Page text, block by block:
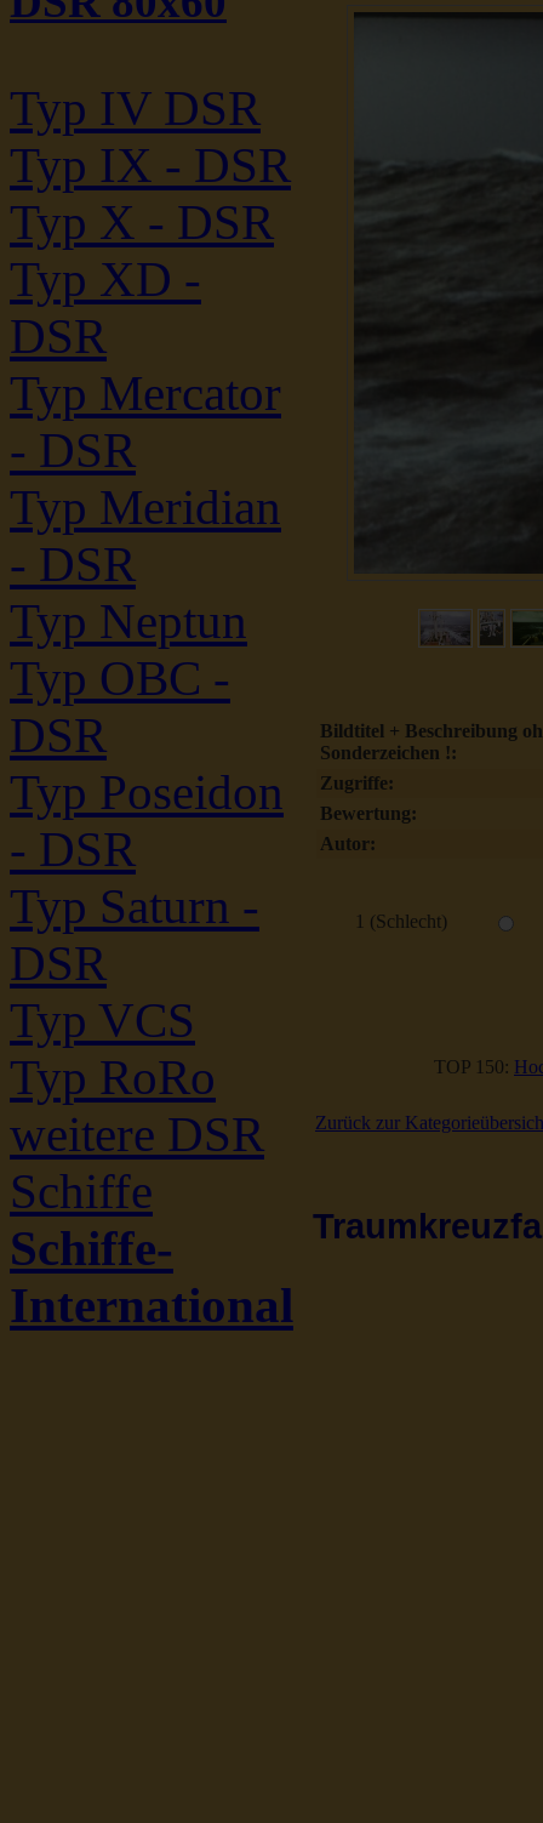
Typ IV DSR
Typ IX - DSR
Typ X - DSR
Typ XD -
DSR
Typ Mercator
- DSR
Typ Meridian
- DSR
Typ Neptun
Typ OBC -
DSR
Typ Poseidon
- DSR
Typ Saturn -
DSR
Typ VCS
Typ RoRo
weitere DSR
Schiffe
Schiffe-
International
Bildtitel + Beschreibung
Sonderzeichen !:
Zugriffe:
Bewertung:
Autor:
1 (Schlecht)
TOP 150:
Zurück zur